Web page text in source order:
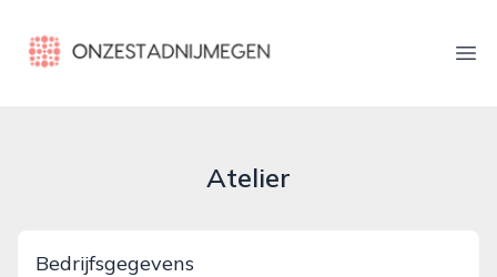
onzestadnijmegen.nl
Atelier
Bedrijfsgegevens